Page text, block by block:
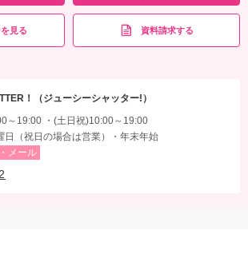
見る 資料請求する
！（ジューシーシャッター!）
～19:00 ・(土日祝)10:00～19:00
日（祝日の場合は営業）・年末年始
メール